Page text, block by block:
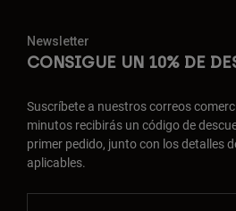
Newsletter
CONSIGUE UN 10% DE
Suscríbete a nuestros correos
minutos recibirás un código de
primer pedido, junto con los detalles
aplicables.